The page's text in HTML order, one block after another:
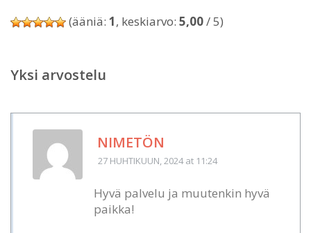
(ääniä: 1, keskiarvo: 5,00/ 5)
Yksi arvostelu
NIMETÖN
27 HUHTIKUUN, 2024at 11:24
Hyvä palvelu ja muutenkin hyvä
paikka!